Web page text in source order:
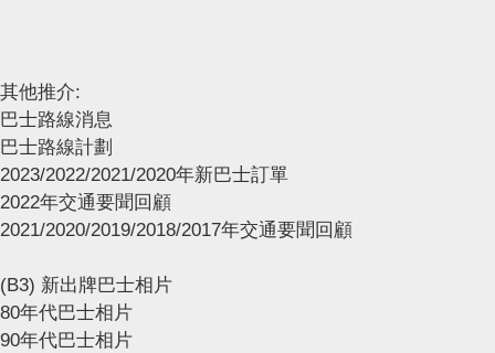
其他推介:
巴士路線消息
巴士路線計劃
2023/2022/2021/2020年新巴士訂單
2022年交通要聞回顧
2021/2020/2019/2018/2017年交通要聞回顧
(B3) 新出牌巴士相片
80年代巴士相片
90年代巴士相片